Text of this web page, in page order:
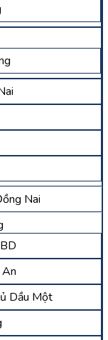
Nai
Dầu Một